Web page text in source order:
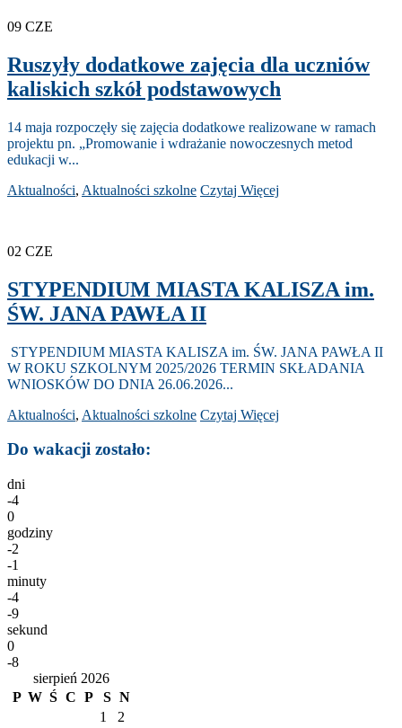
09 CZE
Ruszyły dodatkowe zajęcia dla uczniów
kaliskich szkół podstawowych
14 maja rozpoczęły się zajęcia dodatkowe realizowane w ramach
projektu pn. „Promowanie i wdrażanie nowoczesnych metod
edukacji w...
Aktualności, Aktualności szkolne Czytaj Więcej
02 CZE
STYPENDIUM MIASTA KALISZA im.
ŚW. JANA PAWŁA II
STYPENDIUM MIASTA KALISZA im. ŚW. JANA PAWŁA II
W ROKU SZKOLNYM 2025/2026 TERMIN SKŁADANIA
WNIOSKÓW DO DNIA 26.06.2026...
Aktualności, Aktualności szkolne Czytaj Więcej
Do wakacji zostało:
dni
-4
0
godziny
-2
-1
minuty
-4
-9
sekund
0
-8
sierpień 2026
P W Ś C P S N
1
2